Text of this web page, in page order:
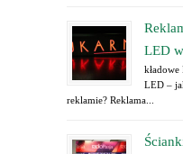
LED
LED –
reklamie? Reklama...